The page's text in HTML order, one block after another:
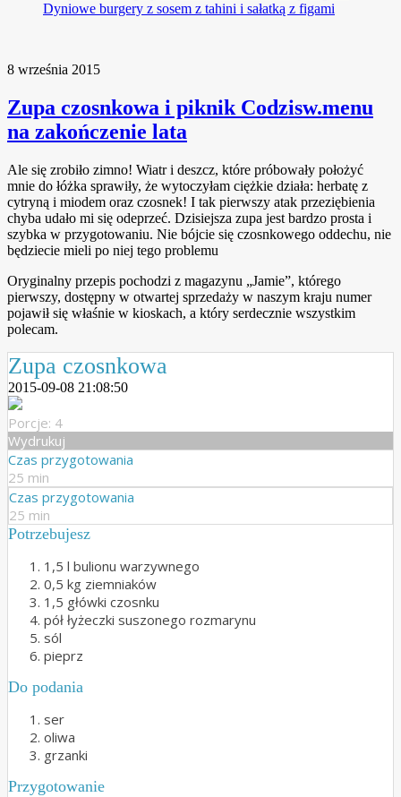
Dyniowe burgery z sosem z tahini i sałatką z figami
8 września 2015
Zupa czosnkowa i piknik Codzisw.menu
na zakończenie lata
Ale się zrobiło zimno! Wiatr i deszcz, które próbowały położyć
mnie do łóżka sprawiły, że wytoczyłam ciężkie działa: herbatę z
cytryną i miodem oraz czosnek! I tak pierwszy atak przeziębienia
chyba udało mi się odeprzeć. Dzisiejsza zupa jest bardzo prosta i
szybka w przygotowaniu. Nie bójcie się czosnkowego oddechu, nie
będziecie mieli po niej tego problemu
Oryginalny przepis pochodzi z magazynu „Jamie”, którego
pierwszy, dostępny w otwartej sprzedaży w naszym kraju numer
pojawił się właśnie w kioskach, a który serdecznie wszystkim
polecam.
Zupa czosnkowa
2015-09-08 21:08:50
Porcje: 4
Wydrukuj
Czas przygotowania
25 min
Czas przygotowania
25 min
Potrzebujesz
1,5 l bulionu warzywnego
0,5 kg ziemniaków
1,5 główki czosnku
pół łyżeczki suszonego rozmarynu
sól
pieprz
Do podania
ser
oliwa
grzanki
Przygotowanie